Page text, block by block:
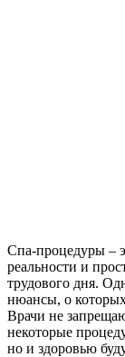
Спа-процедуры –
реальности и
трудового дня.
нюансы, о
Врачи не
некоторые
но и здоровью